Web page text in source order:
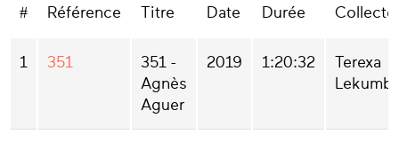
# Référence Titre Date Durée
1 351
351 -
Agnès
Aguer
2019 1:20:32
Terexa